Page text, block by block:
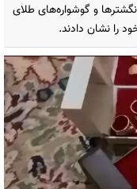
و گوشواره‌های طلای
را نشان دادند.